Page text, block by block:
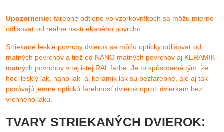
Upozornenie: farebné odtiene vo vzorkovníkoch sa môžu mierne
odlišovať od reálne nastriekaného povrchu.
Striekané lesklé povrchy dvierok sa môžu opticky odlišovať od
matných povrchov a tiež od NANO matných povrchov aj KERAMIK
matných povrchov v tej istej RAL farbe. Je to spôsobené tým, že
hoci lesklý lak, nano lak aj keramik lak sú bezfarebné, ale aj tak
posúvajú jemne optickú farebnosť dvierok oproti dvierkam bez
vrchného laku
TVARY STRIEKANÝCH DVIEROK: